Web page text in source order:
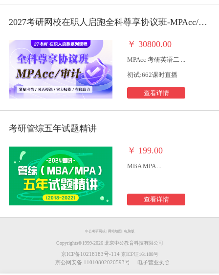
2027考研网校在职人启跑全科尊享协议班-MPAcc/审计
￥ 30800.00
MPAcc 考研英语二 ...
初试:662课时直播
查看详情
考研管综五年试题精讲
￥ 199.00
MBA MPA ...
查看详情
中公考研网校| 网站地图 电脑版
Copyrights©️1999-2026北京中公教育科技有限公司
京ICP备10218183号-114 京ICP证161188号
京公网安备 11010802020593号 电子营业执照